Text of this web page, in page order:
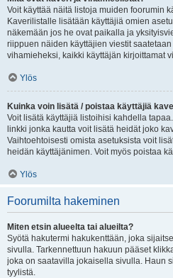
Voit käyttää näitä listoja muiden foorumin
Kaverilistalle lisätään käyttäjiä omien
näkemään jos he ovat paikalla ja
riippuen näiden käyttäjien viestit
vihamieheksi, kaikki käyttäjän kirjoittamat
Ylös
Kuinka voin lisätä / poistaa käyttäjiä
Voit lisätä käyttäjiä listoihisi kahdella
linkki jonka kautta voit lisätä heidät joko
Vaihtoehtoisesti omista asetuksista voit
heidän käyttäjänimen. Voit myös poistaa
Ylös
Foorumilta hakeminen
Miten etsin alueelta tai alueilta?
Syötä hakutermi hakukenttään, joka
sivulla. Tarkennettuun hakuun pääset
joka on saatavilla jokaisella sivulla. Haun
tyylistä.